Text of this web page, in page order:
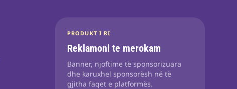
PRODUKT I RI
Reklamoni te merokam
Banner, njoftime të sponsorizuara
dhe karuxhel sponsorësh në të
gjitha faqet e platformës.